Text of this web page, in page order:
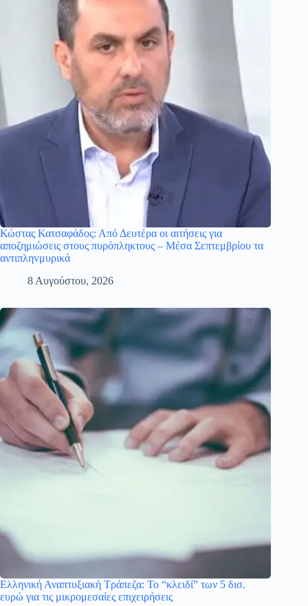
Κώστας Κατσαφάδος: Από Δευτέρα οι αιτήσεις για
αποζημιώσεις στους πυρόπληκτους – Μέσα Σεπτεμβρίου τα
αντιπληvμυρικά
8 Αυγούστου, 2026
Ελληνική Αναπτυξιακή Τράπεζα: Το “κλειδί” των 5 δισ.
ευρώ για τις μικρομεσαίες επιχειρήσεις